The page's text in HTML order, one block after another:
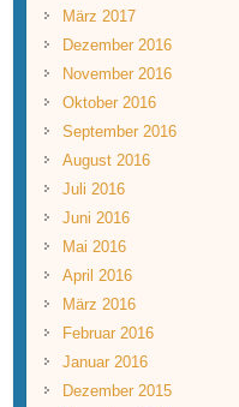
März 2017
Dezember 2016
November 2016
Oktober 2016
September 2016
August 2016
Juli 2016
Juni 2016
Mai 2016
April 2016
März 2016
Februar 2016
Januar 2016
Dezember 2015